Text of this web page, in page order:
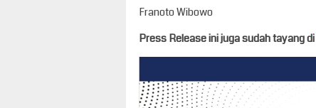
Franoto Wibowo
Press Release ini juga sudah tayang di